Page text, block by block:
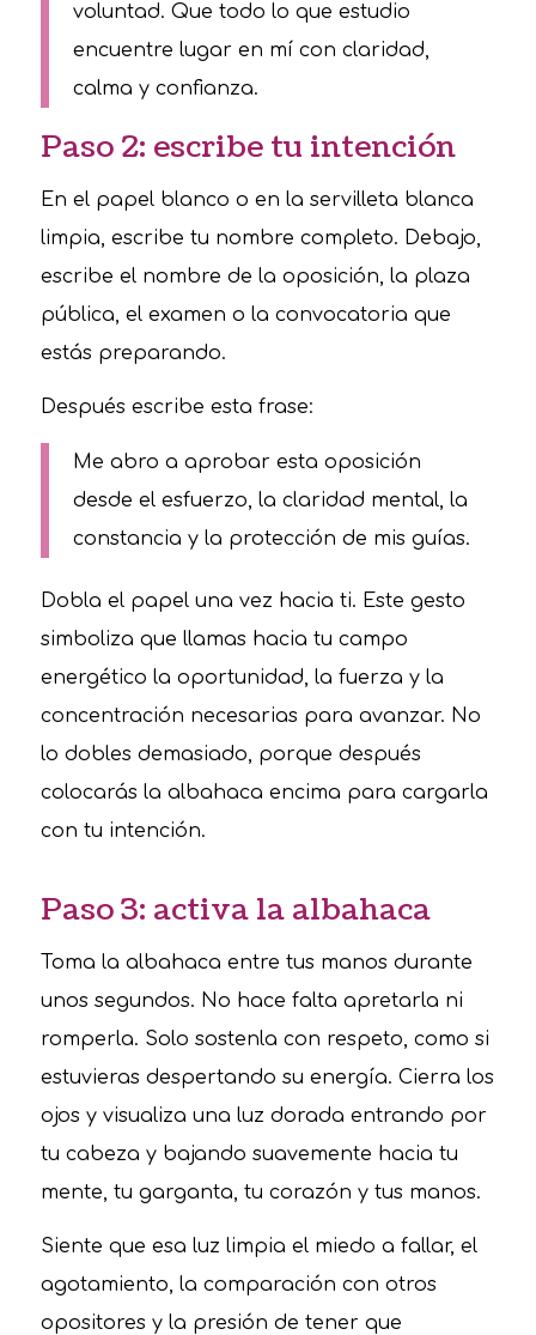
voluntad. Que todo lo que estudio
encuentre lugar en mí con claridad,
calma y confianza.
Paso 2: escribe tu intención
En el papel blanco o en la servilleta blanca
limpia, escribe tu nombre completo. Debajo,
escribe el nombre de la oposición, la plaza
pública, el examen o la convocatoria que
estás preparando.
Después escribe esta frase:
Me abro a aprobar esta oposición
desde el esfuerzo, la claridad mental, la
constancia y la protección de mis guías.
Dobla el papel una vez hacia ti. Este gesto
simboliza que llamas hacia tu campo
energético la oportunidad, la fuerza y la
concentración necesarias para avanzar. No
lo dobles demasiado, porque después
colocarás la albahaca encima para cargarla
con tu intención.
Paso 3: activa la albahaca
Toma la albahaca entre tus manos durante
unos segundos. No hace falta apretarla ni
romperla. Solo sostenla con respeto, como si
estuvieras despertando su energía. Cierra los
ojos y visualiza una luz dorada entrando por
tu cabeza y bajando suavemente hacia tu
mente, tu garganta, tu corazón y tus manos.
Siente que esa luz limpia el miedo a fallar, el
agotamiento, la comparación con otros
opositores y la presión de tener que